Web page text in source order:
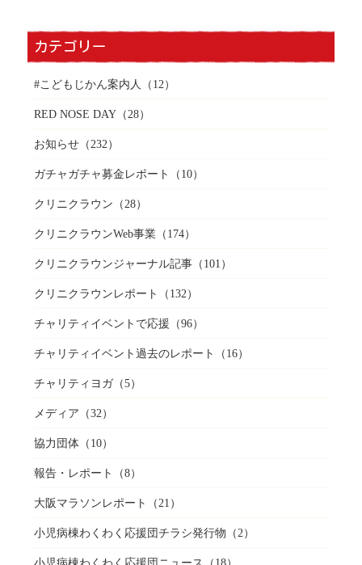
カテゴリー
#こどもじかん案内人 （12）
RED NOSE DAY（28）
お知らせ（232）
ガチャガチャ募金レポート （10）
クリニクラウン （28）
クリニクラウンWeb事業（174）
クリニクラウンジャーナル記事（101）
クリニクラウンレポート （132）
チャリティイベントで応援 （96）
チャリティイベント過去のレポート （16）
チャリティヨガ（5）
メディア （32）
協力団体（10）
報告・レポート （8）
大阪マラソンレポート （21）
小児病棟わくわく応援団チラシ発行物 （2）
小児病棟わくわく応援団ニュース （18）